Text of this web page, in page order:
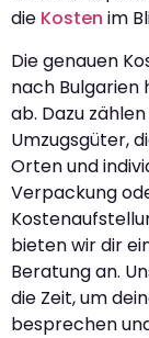
die Kosten im
Die genauen
nach Bulgarien
ab. Dazu
Umzugsgüter,
Orten und
Verpackung
bieten wir dir
Beratung an.
die Zeit, um
besprechen